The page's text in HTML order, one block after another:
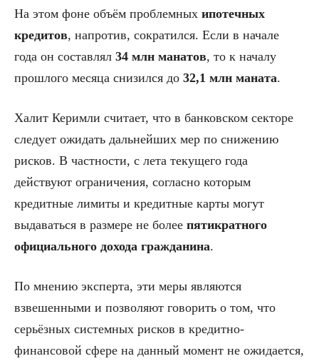
На этом фоне объём проблемных ипотечных
кредитов, напротив, сократился. Если в начале
года он составлял 34 млн манатов, то к началу
прошлого месяца снизился до 32,1 млн маната.
Халит Керимли считает, что в банковском секторе
следует ожидать дальнейших мер по снижению
рисков. В частности, с лета текущего года
действуют ограничения, согласно которым
кредитные лимиты и кредитные карты могут
выдаваться в размере не более пятикратного
официального дохода гражданина.
По мнению эксперта, эти меры являются
взвешенными и позволяют говорить о том, что
серьёзных системных рисков в кредитно-
финансовой сфере на данный момент не ожидается,